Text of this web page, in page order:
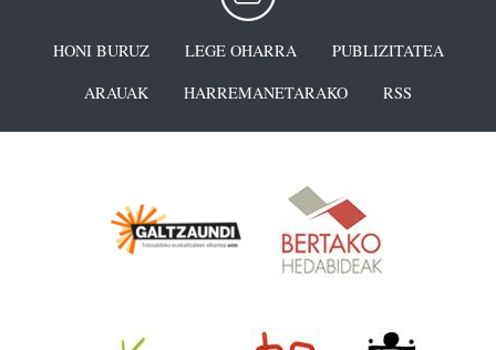
HONI BURUZ LEGE OHARRA
PUBLIZITATEA
ARAUAK
HARREMANETARAKO RSS